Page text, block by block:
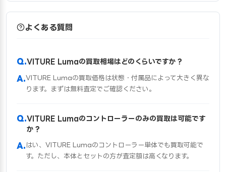
よくある質問
VITURE Lumaの買取相場はどのくらいですか？
VITURE Lumaの買取価格は状態・付属品によって大きく異な
ります。まずは無料査定でご確認ください。
VITURE Lumaのコントローラーのみの買取は可能です
か？
はい、VITURE Lumaのコントローラー単体でも買取可能で
す。ただし、本体とセットの方が査定額は高くなります。